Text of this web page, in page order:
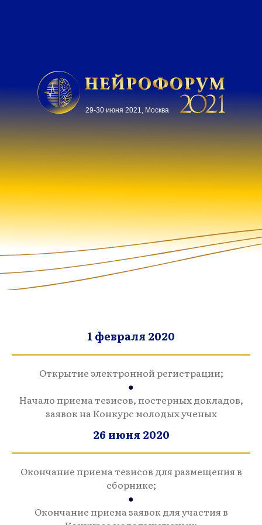
29-30 июня 2021, Москва
1 февраля 2020
Открытие электронной регистрации;
●
Начало приема тезисов, постерных докладов,
заявок на Конкурс молодых ученых
26 июня 2020
Окончание приема тезисов для размещения в
сборнике;
●
Окончание приема заявок для участия в